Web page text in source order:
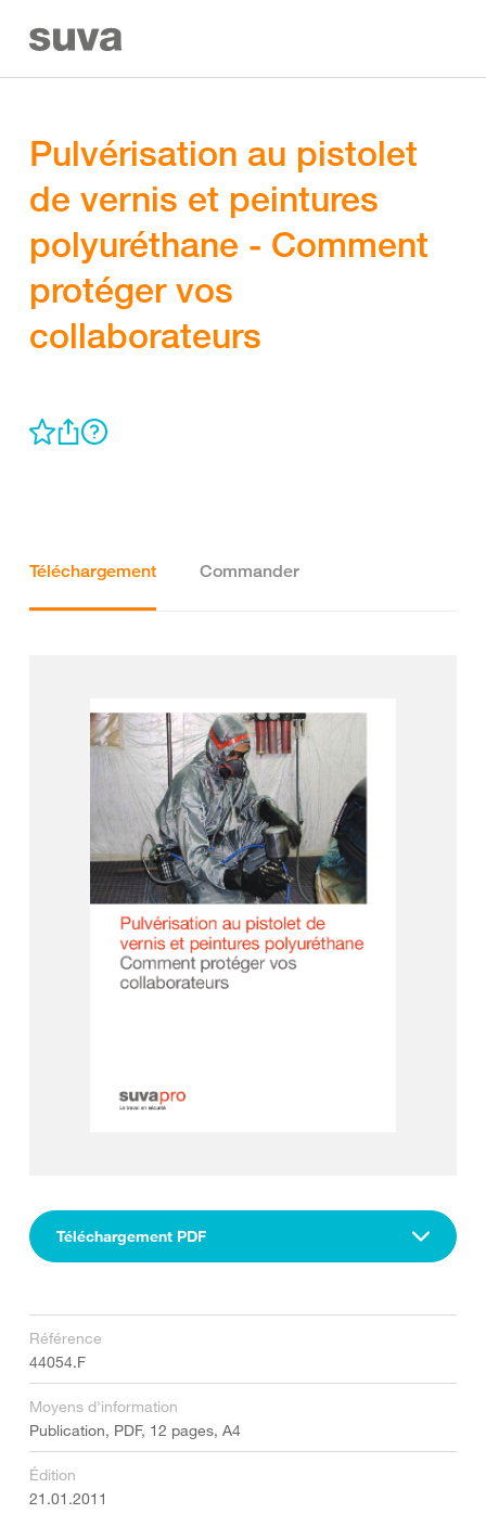
Pulvérisation au pistolet
de vernis et peintures
polyuréthane - Comment
protéger vos
collaborateurs
Téléchargement Commander
Téléchargement PDF
Référence
44054.F
Moyens d'information
Publication, PDF, 12 pages, A4
Édition
21.01.2011